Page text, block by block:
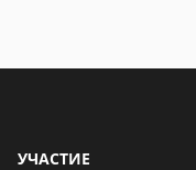
Бенчмарк
06 мая 2021
УЧАСТИЕ